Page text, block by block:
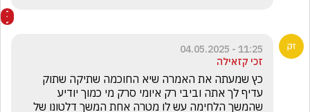
11:25 - 04.05.2025
זכי קזאילה